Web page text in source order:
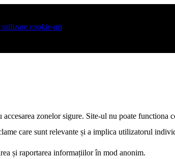
utilizare cookie-uri
zonelor sigure. Site-ul nu poate functiona
care sunt relevante și a implica utilizatorul
și raportarea informațiilor în mod anonim.